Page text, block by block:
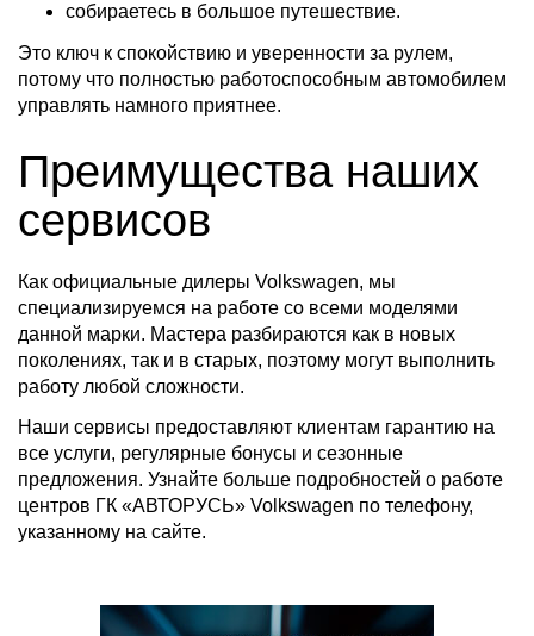
собираетесь в большое путешествие.
Это ключ к спокойствию и уверенности за рулем,
потому что полностью работоспособным автомобилем
управлять намного приятнее.
Преимущества наших
сервисов
Как официальные дилеры Volkswagen, мы
специализируемся на работе со всеми моделями
данной марки. Мастера разбираются как в новых
поколениях, так и в старых, поэтому могут выполнить
работу любой сложности.
Наши сервисы предоставляют клиентам гарантию на
все услуги, регулярные бонусы и сезонные
предложения. Узнайте больше подробностей о работе
центров ГК «АВТОРУСЬ» Volkswagen по телефону,
указанному на сайте.